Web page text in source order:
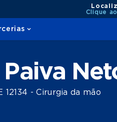
Clique
12134 - Cirurgia da mão